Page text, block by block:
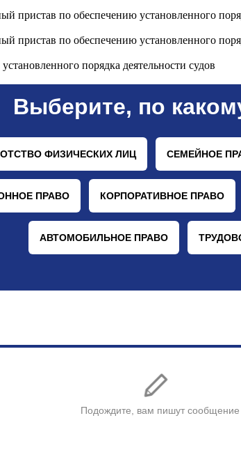
пристав по обеспечению установленного
пристав по обеспечению установленного
порядка деятельности судов